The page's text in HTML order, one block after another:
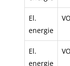
El.
energie
El.
energie